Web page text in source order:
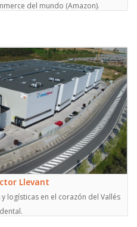
del mundo (Amazon).
Llevant
logísticas en el corazón del Vallés